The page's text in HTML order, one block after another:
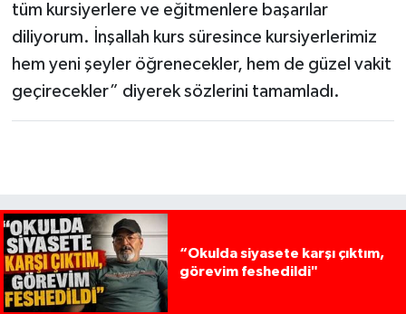
tüm kursiyerlere ve eğitmenlere başarılar
diliyorum. İnşallah kurs süresince kursiyerlerimiz
hem yeni şeyler öğrenecekler, hem de güzel vakit
geçirecekler” diyerek sözlerini tamamladı.
“Okulda siyasete karşı çıktım,
görevim feshedildi"